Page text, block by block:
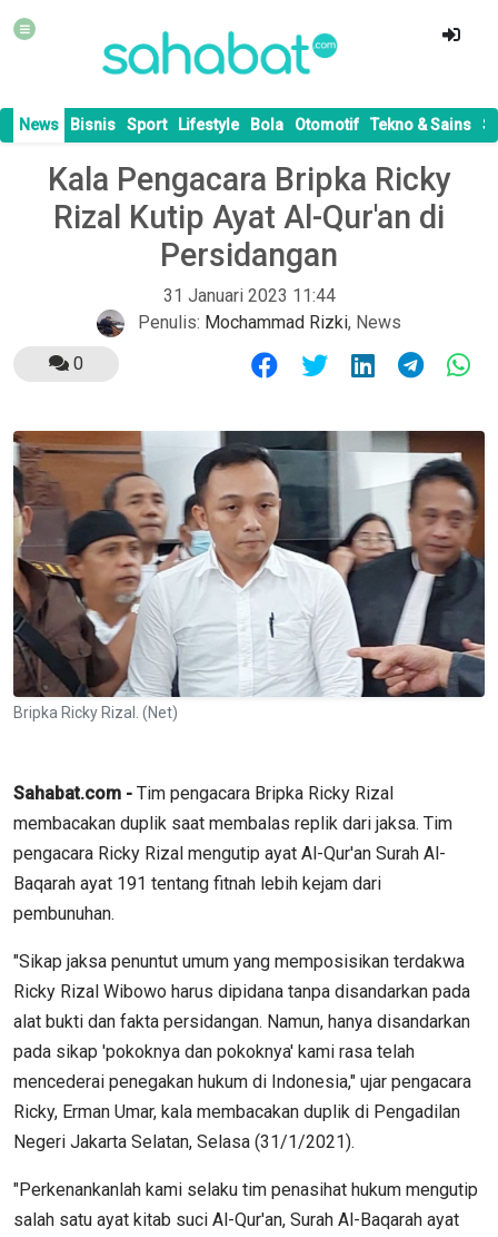
News Bisnis Sport Lifestyle Bola Otomotif Tekno & Sains
Kala Pengacara Bripka Ricky
Rizal Kutip Ayat Al-Qur'an di
Persidangan
31 Januari 2023 11:44
Penulis: Mochammad Rizki, News
0
Bripka Ricky Rizal. (Net)
Sahabat.com - Tim pengacara Bripka Ricky Rizal
membacakan duplik saat membalas replik dari jaksa. Tim
pengacara Ricky Rizal mengutip ayat Al-Qur'an Surah Al-
Baqarah ayat 191 tentang fitnah lebih kejam dari
pembunuhan.
"Sikap jaksa penuntut umum yang memposisikan terdakwa
Ricky Rizal Wibowo harus dipidana tanpa disandarkan pada
alat bukti dan fakta persidangan. Namun, hanya disandarkan
pada sikap 'pokoknya dan pokoknya' kami rasa telah
mencederai penegakan hukum di Indonesia," ujar pengacara
Ricky, Erman Umar, kala membacakan duplik di Pengadilan
Negeri Jakarta Selatan, Selasa (31/1/2021).
"Perkenankanlah kami selaku tim penasihat hukum mengutip
salah satu ayat kitab suci Al-Qur'an, Surah Al-Baqarah ayat